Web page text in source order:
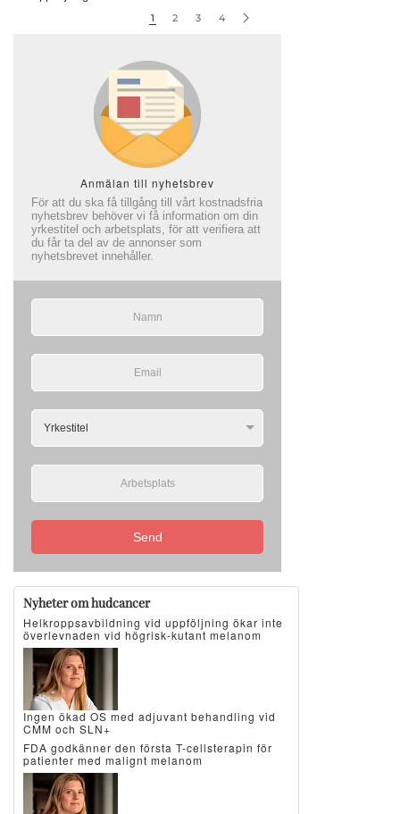
1 2 3 4
Anmälan till nyhetsbrev
För att du ska få tillgång till vårt kostnadsfria
nyhetsbrev behöver vi få information om din
yrkestitel och arbetsplats, för att verifiera att
du får ta del av de annonser som
nyhetsbrevet innehåller.
Send
Nyheter om hudcancer
Helkroppsavbildning vid uppföljning ökar inte
överlevnaden vid högrisk-kutant melanom
Ingen ökad OS med adjuvant behandling vid
CMM och SLN+
FDA godkänner den första T-cellsterapin för
patienter med malignt melanom